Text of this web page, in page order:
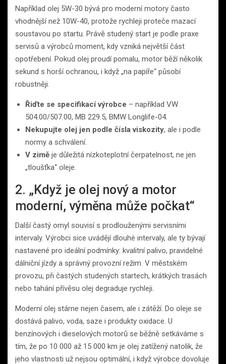
Například olej 5W-30 bývá pro moderní motory často
vhodnější než 10W-40, protože rychleji proteče mazací
soustavou po startu. Právě studený start je podle praxe
servisů a výrobců moment, kdy vzniká největší část
opotřebení. Pokud olej proudí pomalu, motor běží několik
sekund s horší ochranou, i když „na papíře“ působí
robustněji.
Řiďte se specifikací výrobce – například VW
504.00/507.00, MB 229.5, BMW Longlife-04.
Nekupujte olej jen podle čísla viskozity, ale i podle
normy a schválení.
V zimě je důležitá nízkoteplotní čerpatelnost, ne jen
„tloušťka“ oleje.
2. „Když je olej nový a motor
moderní, výměna může počkat“
Další častý omyl souvisí s prodlouženými servisními
intervaly. Výrobci sice uvádějí dlouhé intervaly, ale ty bývají
nastavené pro ideální podmínky: kvalitní palivo, pravidelné
dálniční jízdy a správný provozní režim. V městském
provozu, při častých studených startech, krátkých trasách
nebo tahání přívěsu olej degraduje rychleji.
Moderní olej stárne nejen časem, ale i zátěží. Do oleje se
dostává palivo, voda, saze i produkty oxidace. U
benzínových i dieselových motorů se běžně setkáváme s
tím, že po 10 000 až 15 000 km je olej zatížený natolik, že
jeho vlastnosti už nejsou optimální, i když výrobce dovoluje